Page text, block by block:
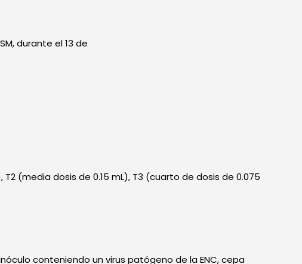
durante el 13 de
(media dosis de 0.15 mL), T3 (cuarto de dosis de 0.075
conteniendo un virus patógeno de la ENC, cepa